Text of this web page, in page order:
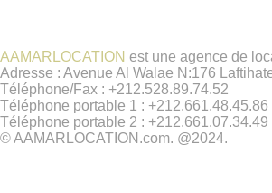
AAMARLOCATION est une agence de
Adresse : Avenue Al Walae N:176
Téléphone/Fax : +212.528.89.74.52
Téléphone portable 1 : +212.661.48.45.86
Téléphone portable 2 : +212.661.07.34.49
© AAMARLOCATION.com. @2024.